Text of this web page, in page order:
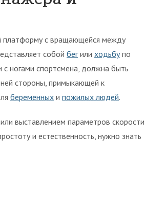
платформу с вращающейся между
собой бегили ходьбупо
с ногами спортсмена, должна быть
стороны, примыкающей к
беременных и пожилых людей.
выставлением параметров скорости
и естественность, нужно знать